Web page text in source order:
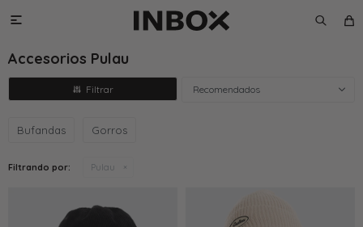

Accesorios Pulau
Recomendados
Bufandas Gorros
Filtrando por: Pulau